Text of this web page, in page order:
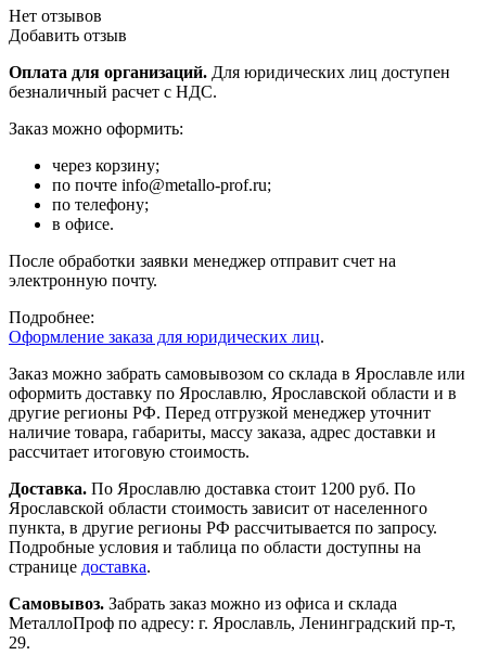
Нет отзывов
Добавить отзыв
Оплата для организаций. Для юридических лиц доступен
безналичный расчет с НДС.
Заказ можно оформить:
через корзину;
по почте info@metallo-prof.ru;
по телефону;
в офисе.
После обработки заявки менеджер отправит счет на
электронную почту.
Подробнее:
Оформление заказа для юридических лиц.
Заказ можно забрать самовывозом со склада в Ярославле или
оформить доставку по Ярославлю, Ярославской области и в
другие регионы РФ. Перед отгрузкой менеджер уточнит
наличие товара, габариты, массу заказа, адрес доставки и
рассчитает итоговую стоимость.
Доставка. По Ярославлю доставка стоит 1200 руб. По
Ярославской области стоимость зависит от населенного
пункта, в другие регионы РФ рассчитывается по запросу.
Подробные условия и таблица по области доступны на
странице доставка.
Самовывоз. Забрать заказ можно из офиса и склада
МеталлоПроф по адресу: г. Ярославль, Ленинградский пр-т,
29.